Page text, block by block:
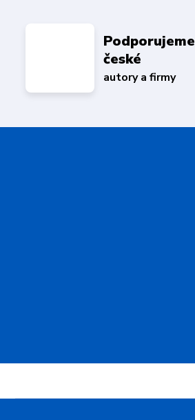
Podporujeme
české
autory a firmy